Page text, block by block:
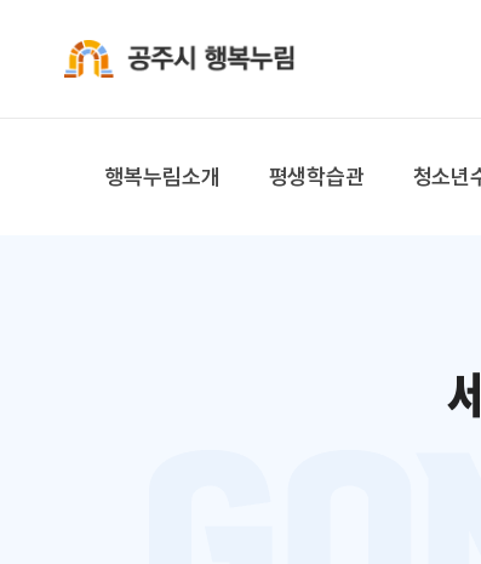
행복누림소개 평생학습관 청소년